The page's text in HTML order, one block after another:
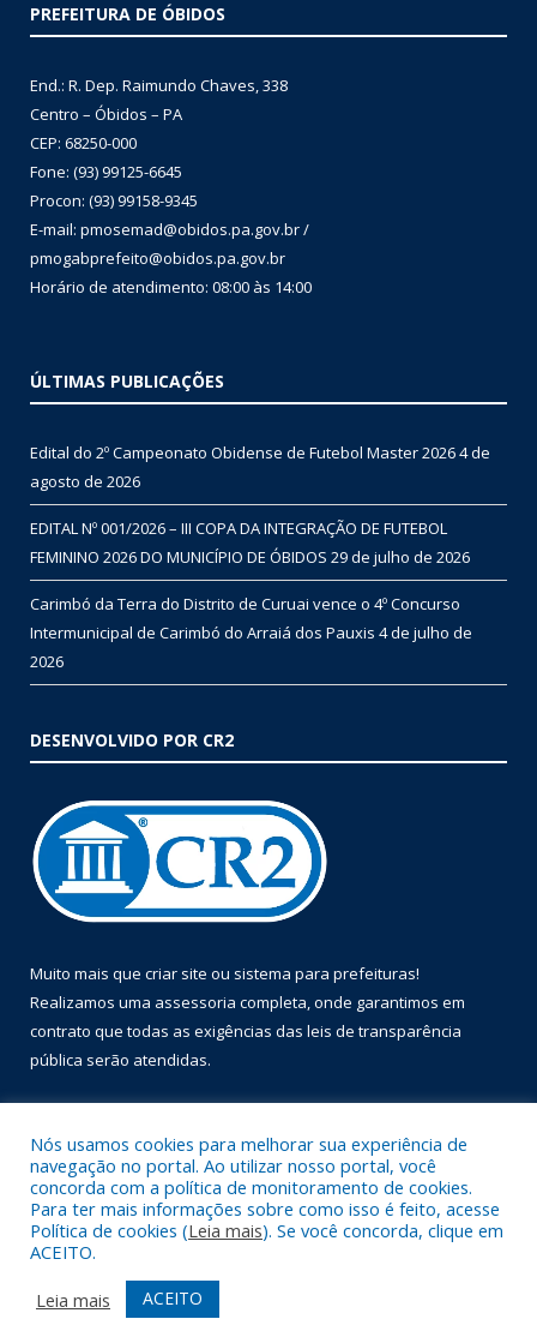
PREFEITURA DE ÓBIDOS
End.: R. Dep. Raimundo Chaves, 338
Centro – Óbidos – PA
CEP: 68250-000
Fone: (93) 99125-6645
Procon: (93) 99158-9345
E-mail: pmosemad@obidos.pa.gov.br /
pmogabprefeito@obidos.pa.gov.br
Horário de atendimento: 08:00 às 14:00
ÚLTIMAS PUBLICAÇÕES
Edital do 2º Campeonato Obidense de Futebol Master 20264 de
agosto de 2026
EDITAL Nº 001/2026 – III COPA DA INTEGRAÇÃO DE FUTEBOL
FEMININO 2026 DO MUNICÍPIO DE ÓBIDOS 29 de julho de 2026
Carimbó da Terra do Distrito de Curuai vence o 4º Concurso
Intermunicipal de Carimbó do Arraiá dos Pauxis 4 de julho de
2026
DESENVOLVIDO POR CR2
Muito mais que criar site ou sistema para prefeituras!
Realizamos uma assessoria completa, onde garantimos em
contrato que todas as exigências das leis de transparência
pública serão atendidas.
Todos os direitos reservados a Prefeitura Municipal de Óbidos.
Mapa do Site
Acessar Área Administrativa
Acessar Webmail
Nós usamos cookies para melhorar sua experiência de
navegação no portal. Ao utilizar nosso portal, você
concorda com a política de monitoramento de cookies.
Para ter mais informações sobre como isso é feito, acesse
Política de cookies (Leia mais). Se você concorda, clique em
ACEITO.
Leia mais
ACEITO